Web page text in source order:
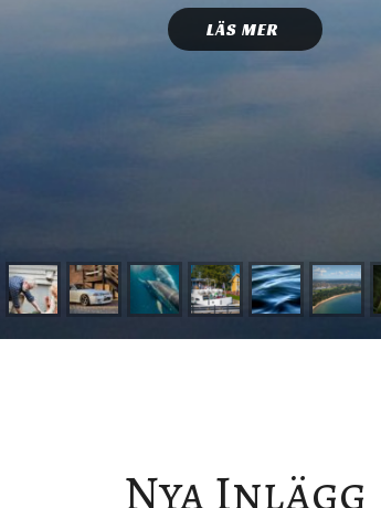
LÄS MER
Nya Inlägg